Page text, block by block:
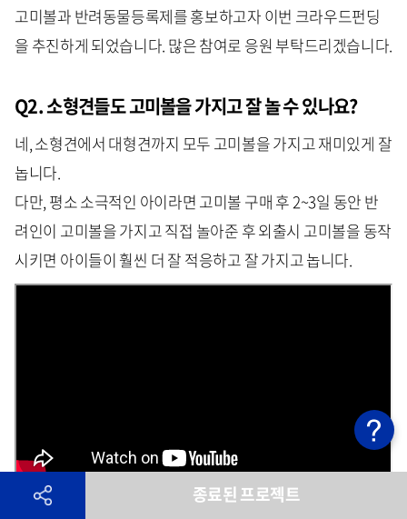
고미볼과 반려동물등록제를 홍보하고자 이번 크라우드펀딩
을 추진하게 되었습니다. 많은 참여로 응원 부탁드리겠습니다.
Q2. 소형견들도 고미볼을 가지고 잘 놀 수 있나요?
네, 소형견에서 대형견까지 모두 고미볼을 가지고 재미있게 잘
놉니다.
다만, 평소 소극적인 아이라면 고미볼 구매 후 2~3일 동안 반
려인이 고미볼을 가지고 직접 놀아준 후 외출시 고미볼을 동작
시키면 아이들이 훨씬 더 잘 적응하고 잘 가지고 놉니다.
종료된 프로젝트